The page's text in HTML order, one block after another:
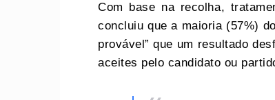
Com base na recolha,
concluiu que a maioria (57%)
provável” que um resultado
aceites pelo candidato ou